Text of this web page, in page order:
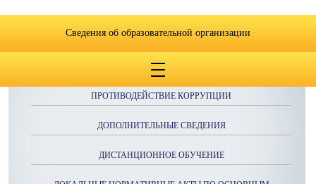
ОБРАЩЕНИЯ ГРАЖДАН
ПРОТИВОДЕЙСТВИЕ КОРРУПЦИИ
ДОПОЛНИТЕЛЬНЫЕ СВЕДЕНИЯ
ДИСТАНЦИОННОЕ ОБУЧЕНИЕ
Сведения об образовательной организации